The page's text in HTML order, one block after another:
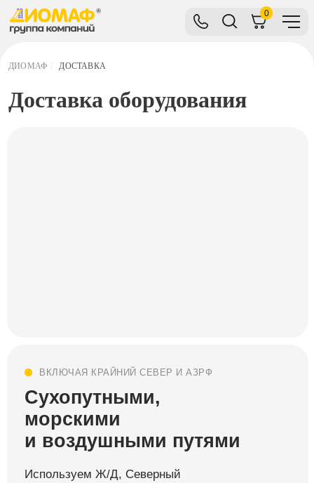
0
ДИОМАФ ДОСТАВКА
Доставка оборудования
Сухопутными,
морскими
и воздушными путями
Используем Ж/Д, Северный
ВКЛЮЧАЯ КРАЙНИЙ СЕВЕР И АЗРФ